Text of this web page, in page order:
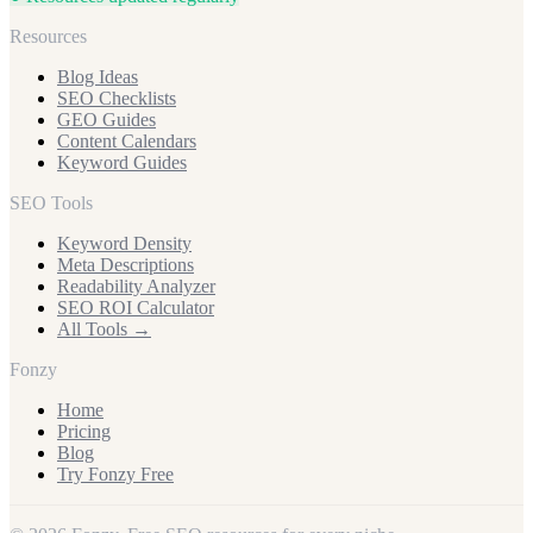
Resources
Blog Ideas
SEO Checklists
GEO Guides
Content Calendars
Keyword Guides
SEO Tools
Keyword Density
Meta Descriptions
Readability Analyzer
SEO ROI Calculator
All Tools →
Fonzy
Home
Pricing
Blog
Try Fonzy Free